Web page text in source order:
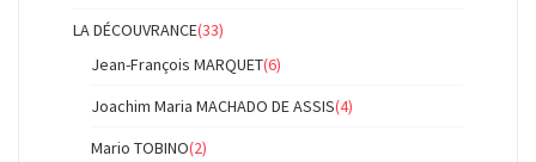
LA DÉCOUVRANCE(33)
Jean-François MARQUET(6)
Joachim Maria MACHADO DE ASSIS(4)
Mario TOBINO(2)